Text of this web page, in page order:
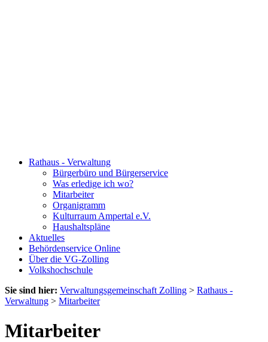
Rathaus - Verwaltung
Bürgerbüro und Bürgerservice
Was erledige ich wo?
Mitarbeiter
Organigramm
Kulturraum Ampertal e.V.
Haushaltspläne
Aktuelles
Behördenservice Online
Über die VG-Zolling
Volkshochschule
Sie sind hier: Verwaltungsgemeinschaft Zolling > Rathaus -
Verwaltung > Mitarbeiter
Mitarbeiter